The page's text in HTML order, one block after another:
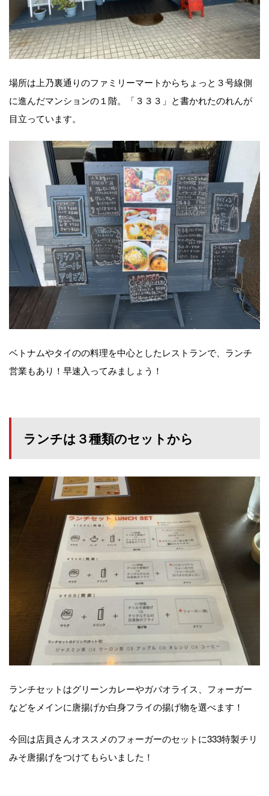
場所は上乃裏通りのファミリーマートからちょっと３号線側
に進んだマンションの１階。「３３３」と書かれたのれんが
目立っています。
ベトナムやタイのの料理を中心としたレストランで、ランチ
営業もあり！早速入ってみましょう！
ランチは３種類のセットから
ランチセットはグリーンカレーやガパオライス、フォーガー
などをメインに唐揚げか白身フライの揚げ物を選べます！
今回は店員さんオススメのフォーガーのセットに333特製チリ
みそ唐揚げをつけてもらいました！